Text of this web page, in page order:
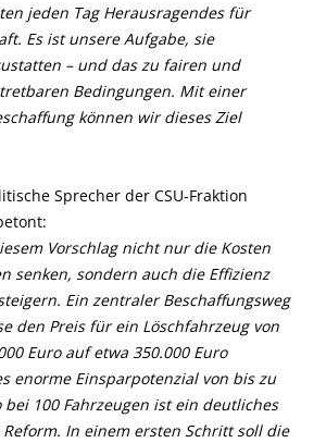
jeden Tag Herausragendes für
Es ist unsere Aufgabe, sie
– und das zu fairen und
Bedingungen. Mit einer
können wir dieses Ziel
Sprecher der CSU-Fraktion
Vorschlag nicht nur die Kosten
senken, sondern auch die Effizienz
Ein zentraler Beschaffungsweg
den Preis für ein Löschfahrzeug von
Euro auf etwa 350.000 Euro
enorme Einsparpotenzial von bis zu
bei 100 Fahrzeugen ist ein deutliches
In einem ersten Schritt soll die